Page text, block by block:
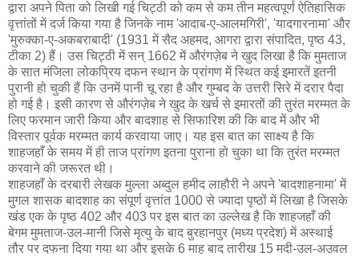
द्वारा अपने पिता को लिखी गई चिट्ठी को कम से कम तीन महत्वपूर्ण ऐतिहासिक
वृत्तांतों में दर्ज किया गया है जिनके नाम 'आदाब-ए-आलमगिरी', 'यादगारनामा' और
'मुरुक्का-ए-अकबराबादी' (1931 में सैद अहमद, आगरा द्वारा संपादित, पृष्ठ 43,
टीका 2) हैं। उस चिट्ठी में सन् 1662 में औरंगज़ेब ने खुद लिखा है कि मुमताज
के सात मंजिला लोकप्रिय दफन स्थान के प्रांगण में स्थित कई इमारतें इतनी
पुरानी हो चुकी हैं कि उनमें पानी चू रहा है और गुम्बद के उत्तरी सिरे में दरार पैदा
हो गई है। इसी कारण से औरंगज़ेब ने खुद के खर्च से इमारतों की तुरंत मरम्मत के
लिए फरमान जारी किया और बादशाह से सिफारिश की कि बाद में और भी
विस्तार पूर्वक मरम्मत कार्य करवाया जाए। यह इस बात का साक्ष्य है कि
शाहजहाँ के समय में ही ताज प्रांगण इतना पुराना हो चुका था कि तुरंत मरम्मत
करवाने की जरूरत थी।
शाहजहाँ के दरबारी लेखक मुल्ला अब्दुल हमीद लाहौरी ने अपने 'बादशाहनामा' में
मुगल शासक बादशाह का संपूर्ण वृत्तांत 1000 से ज्यादा पृष्ठों में लिखा है जिसके
खंड एक के पृष्ठ 402 और 403 पर इस बात का उल्लेख है कि शाहजहाँ की
बेगम मुमताज-उल-मानी जिसे मृत्यु के बाद बुरहानपुर (मध्य प्रदेश) में अस्थाई
तौर पर दफना दिया गया था और इसके 6 माह बाद तारीख 15 मदी-उल-अउवल